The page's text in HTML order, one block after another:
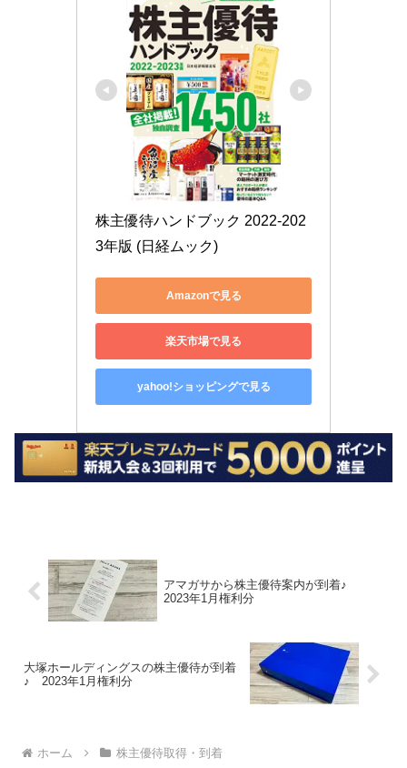
株主優待ハンドブック 2022-202
3年版 (日経ムック)
Amazonで見る
楽天市場で見る
yahoo!ショッピングで見る
アマガサから株主優待案内が到着♪
2023年1月権利分
大塚ホールディングスの株主優待が到着
♪ 2023年1月権利分
ホーム 株主優待取得・到着